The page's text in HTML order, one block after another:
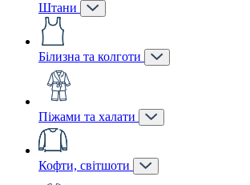
Штани
Білизна та колготи
Піжами та халати
Кофти, світшоти